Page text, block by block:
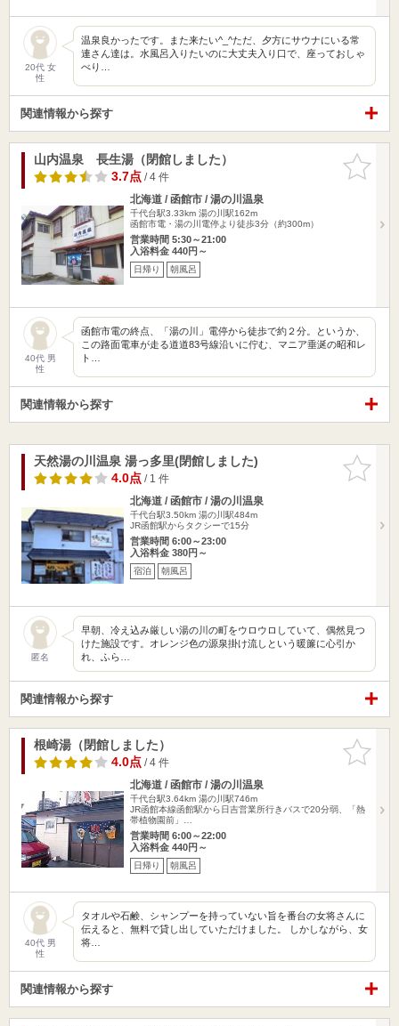
20代 女
性
温泉良かったです。また来たい^_^ただ、夕方にサウナにいる常
連さん達は。水風呂入りたいのに大丈夫入り口で、座っておしゃ
べり…
関連情報から探す
お気に入
りに追加
山内温泉 長生湯（閉館しました）
3.7点/ 4 件
北海道 / 函館市 / 湯の川温泉
千代台駅3.33km 湯の川駅162m
函館市電・湯の川電停より徒歩3分（約300m）
営業時間 5:30～21:00
入浴料金 440円～
日帰り 朝風呂
40代 男
性
函館市電の終点、「湯の川」電停から徒歩で約２分。というか、
この路面電車が走る道道83号線沿いに佇む、マニア垂涎の昭和レ
ト…
関連情報から探す
お気に入
りに追加
天然湯の川温泉 湯っ多里(閉館しました)
4.0点/ 1 件
北海道 / 函館市 / 湯の川温泉
千代台駅3.50km 湯の川駅484m
JR函館駅からタクシーで15分
営業時間 6:00～23:00
入浴料金 380円～
宿泊 朝風呂
匿名
早朝、冷え込み厳しい湯の川の町をウロウロしていて、偶然見つ
けた施設です。オレンジ色の源泉掛け流しという暖簾に心引か
れ、ふら…
関連情報から探す
お気に入
りに追加
根崎湯（閉館しました）
4.0点/ 4 件
北海道 / 函館市 / 湯の川温泉
千代台駅3.64km 湯の川駅746m
JR函館本線函館駅から日吉営業所行きバスで20分弱、「熱
帯植物園前」…
営業時間 6:00～22:00
入浴料金 440円～
日帰り 朝風呂
40代 男
性
タオルや石鹸、シャンプーを持っていない旨を番台の女将さんに
伝えると、無料で貸し出していただけました。 しかしながら、女
将…
関連情報から探す